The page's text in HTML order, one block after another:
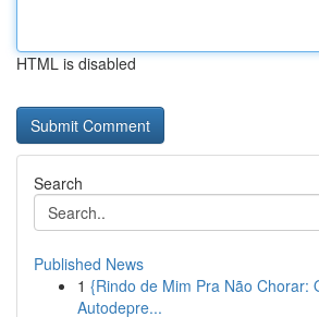
HTML is disabled
Search
Published News
1 {Rindo de Mim Pra Não Chorar:
Autodepre...